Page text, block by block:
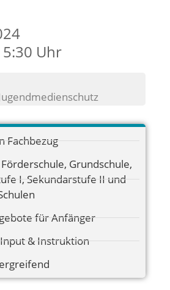
Uhr
Fachbezug
Förderschule, Grundschule,
I, Sekundarstufe II und
für Anfänger
Input & Instruktion